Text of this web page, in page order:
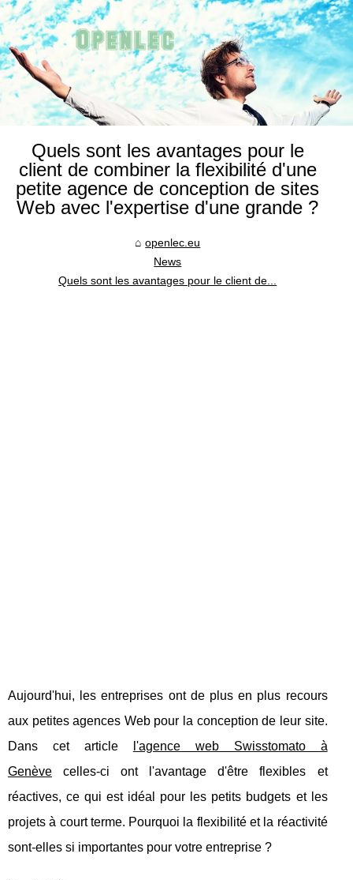
Quels sont les avantages pour le
client de combiner la flexibilité d'une
petite agence de conception de sites
Web avec l'expertise d'une grande ?
openlec.eu
News
Quels sont les avantages pour le client de...
Aujourd'hui, les entreprises ont de plus en plus recours
aux petites agences Web pour la conception de leur site.
Dans cet article
l'agence web Swisstomato à
Genève celles-ci ont l'avantage d'être flexibles et
réactives, ce qui est idéal pour les petits budgets et les
projets à court terme. Pourquoi la flexibilité et la réactivité
sont-elles si importantes pour votre entreprise ?